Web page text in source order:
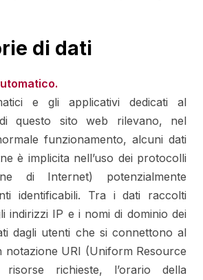
di dati
e gli applicativi dedicati al
questo sito web rilevano, nel
funzionamento, alcuni dati
è implicita nell’uso dei protocolli
di Internet) potenzialmente
identificabili. Tra i dati raccolti
indirizzi IP e i nomi di dominio dei
dagli utenti che si connettono al
notazione URI (Uniform Resource
risorse richieste, l’orario della